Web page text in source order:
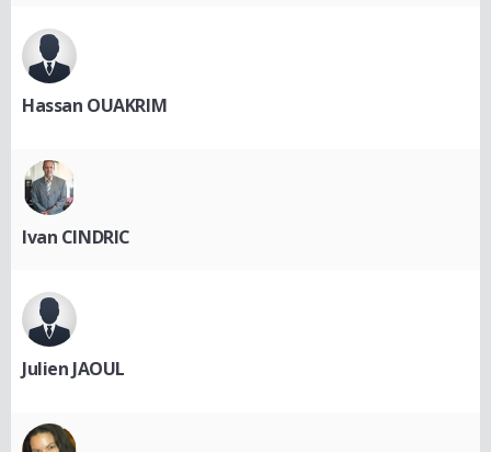
Hassan OUAKRIM
Ivan CINDRIC
Julien JAOUL